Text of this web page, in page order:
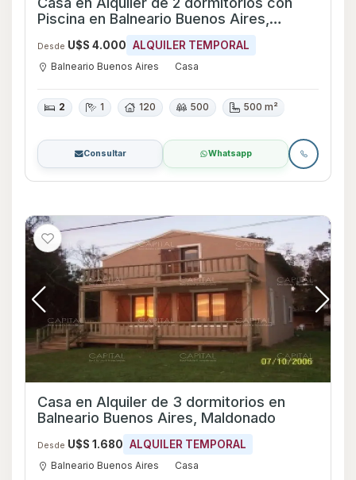
Piscina en Balneario Buenos Aires,
Desde U$S 4.000 ALQUILER TEMPORAL
Balneario Buenos Aires Casa
2 1 120 500 500 m²
Consultar Whatsapp
Casa en Alquiler de 3 dormitorios en
Balneario Buenos Aires, Maldonado
Desde U$S 1.680 ALQUILER TEMPORAL
Balneario Buenos Aires Casa